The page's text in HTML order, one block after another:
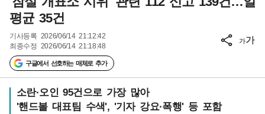
평균 35건
기사등록 2026/06/14 21:12:42
최종수정 2026/06/14 21:18:48
구글에서 선호하는 매체로 추가
가가
소란·오인 95건으로 가장 많아
'핸드볼 대표팀 수색', '기자 강요·폭행' 등 포함